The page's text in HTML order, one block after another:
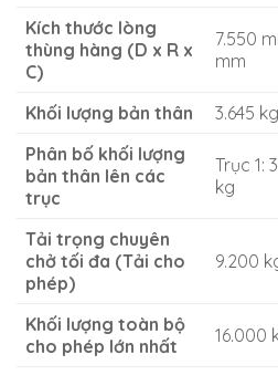
Kích thước lòng
thùng hàng (D x R x
C)
7.550
mm
Khối lượng bản thân
3.645 kg
Phân bố khối lượng
bản thân lên các
trục
Trục 1:
kg
Tải trọng chuyên
chở tối đa (Tải cho
phép)
9.200
Khối lượng toàn bộ
cho phép lớn nhất
16.000